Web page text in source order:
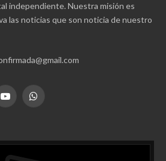
independiente. Nuestra misión es
las noticias que son noticia de nuestro
YouTubeWhatsApp